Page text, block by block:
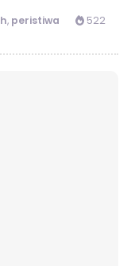
, peristiwa
522